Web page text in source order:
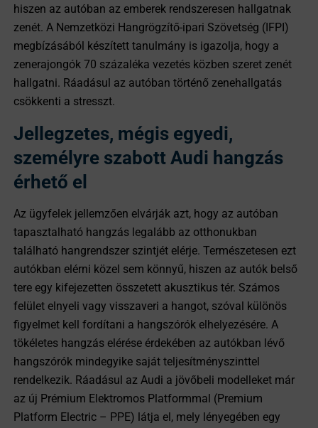
hiszen az autóban az emberek rendszeresen hallgatnak
zenét. A Nemzetközi Hangrögzítő-ipari Szövetség (IFPI)
megbízásából készített tanulmány is igazolja, hogy a
zenerajongók 70 százaléka vezetés közben szeret zenét
hallgatni. Ráadásul az autóban történő zenehallgatás
csökkenti a stresszt.
Jellegzetes, mégis egyedi,
személyre szabott Audi hangzás
érhető el
Az ügyfelek jellemzően elvárják azt, hogy az autóban
tapasztalható hangzás legalább az otthonukban
található hangrendszer szintjét elérje. Természetesen ezt
autókban elérni közel sem könnyű, hiszen az autók belső
tere egy kifejezetten összetett akusztikus tér. Számos
felület elnyeli vagy visszaveri a hangot, szóval különös
figyelmet kell fordítani a hangszórók elhelyezésére. A
tökéletes hangzás elérése érdekében az autókban lévő
hangszórók mindegyike saját teljesítményszinttel
rendelkezik. Ráadásul az Audi a jövőbeli modelleket már
az új Prémium Elektromos Platformmal (Premium
Platform Electric – PPE) látja el, mely lényegében egy